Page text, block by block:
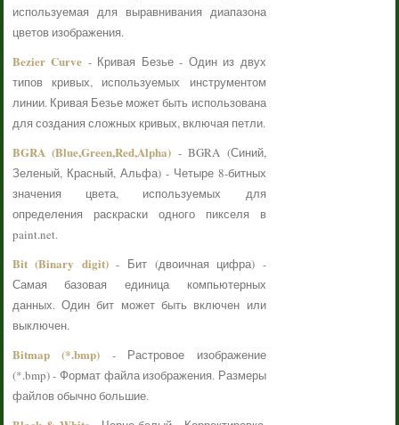
используемая для выравнивания диапазона
цветов изображения.
Bezier Curve - Кривая Безье - Один из двух
типов кривых, используемых инструментом
линии. Кривая Безье может быть использована
для создания сложных кривых, включая петли.
BGRA (Blue,Green,Red,Alpha) - BGRA (Синий,
Зеленый, Красный, Альфа) - Четыре 8-битных
значения цвета, используемых для
определения раскраски одного пикселя в
paint.net.
Bit (Binary digit)- Бит (двоичная цифра) -
Самая базовая единица компьютерных
данных. Один бит может быть включен или
выключен.
Bitmap (*.bmp) - Растровое изображение
(*.bmp) - Формат файла изображения. Размеры
файлов обычно большие.